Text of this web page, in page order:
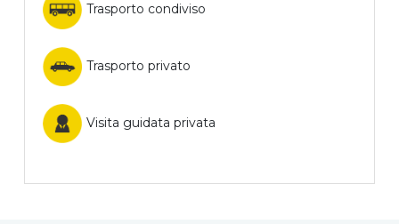
Trasporto condiviso
Trasporto privato
Visita guidata privata